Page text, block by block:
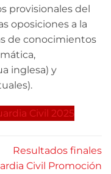
provisionales del
oposiciones a la
de conocimientos
inglesa) y
Civil 2025
Resultados finales
Civil Promoción